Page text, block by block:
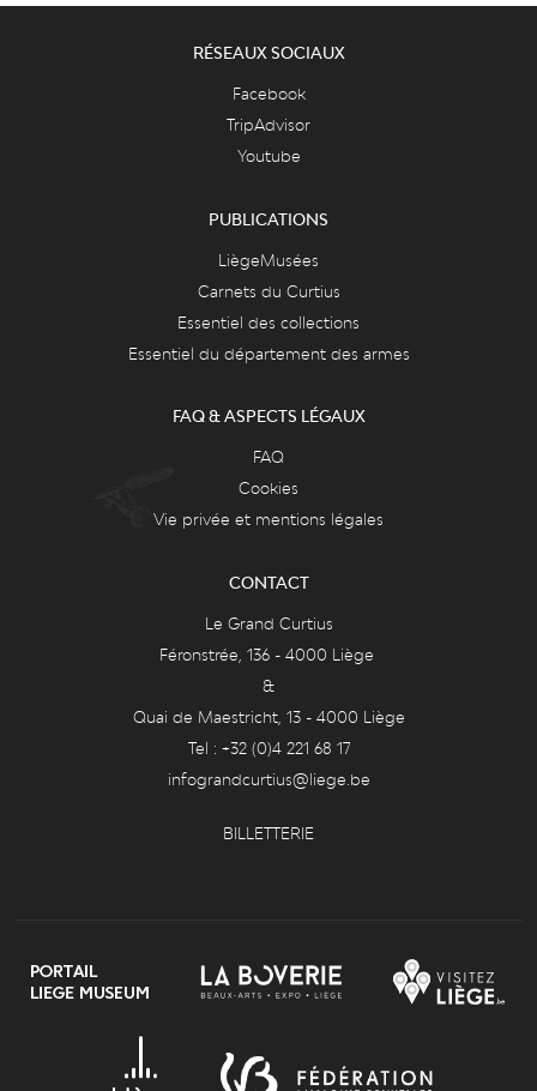
RÉSEAUX SOCIAUX
Facebook
TripAdvisor
Youtube
PUBLICATIONS
LiègeMusées
Carnets du Curtius
Essentiel des collections
Essentiel du département des armes
FAQ & ASPECTS LÉGAUX
FAQ
Cookies
Vie privée et mentions légales
CONTACT
Le Grand Curtius
Féronstrée, 136 - 4000 Liège
&
Quai de Maestricht, 13 - 4000 Liège
Tel : +32 (0)4 221 68 17
infograndcurtius@liege.be
BILLETTERIE